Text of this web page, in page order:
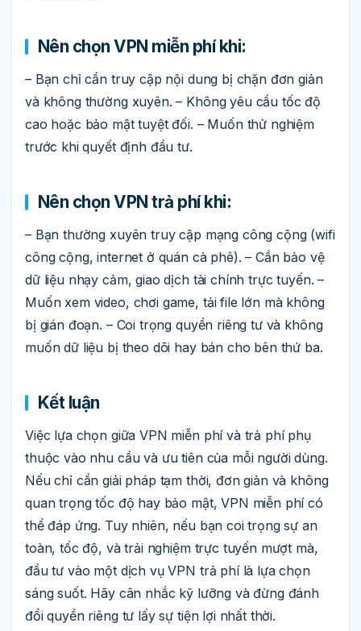
Nên chọn VPN miễn phí khi:
– Bạn chỉ cần truy cập nội dung bị chặn đơn giản
và không thường xuyên. – Không yêu cầu tốc độ
cao hoặc bảo mật tuyệt đối. – Muốn thử nghiệm
trước khi quyết định đầu tư.
Nên chọn VPN trả phí khi:
– Bạn thường xuyên truy cập mạng công cộng (wifi
công cộng, internet ở quán cà phê). – Cần bảo vệ
dữ liệu nhạy cảm, giao dịch tài chính trực tuyến. –
Muốn xem video, chơi game, tải file lớn mà không
bị gián đoạn. – Coi trọng quyền riêng tư và không
muốn dữ liệu bị theo dõi hay bán cho bên thứ ba.
Kết luận
Việc lựa chọn giữa VPN miễn phí và trả phí phụ
thuộc vào nhu cầu và ưu tiên của mỗi người dùng.
Nếu chỉ cần giải pháp tạm thời, đơn giản và không
quan trọng tốc độ hay bảo mật, VPN miễn phí có
thể đáp ứng. Tuy nhiên, nếu bạn coi trọng sự an
toàn, tốc độ, và trải nghiệm trực tuyến mượt mà,
đầu tư vào một dịch vụ VPN trả phí là lựa chọn
sáng suốt. Hãy cân nhắc kỹ lưỡng và đừng đánh
đổi quyền riêng tư lấy sự tiện lợi nhất thời.